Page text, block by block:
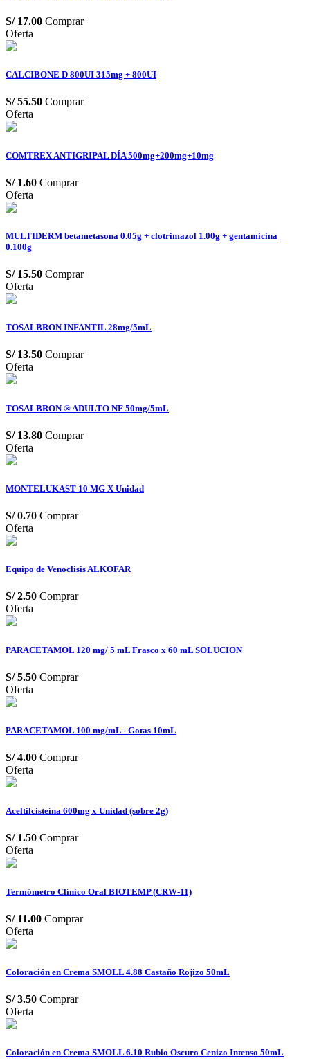
S/ 17.00 Comprar
Oferta
CALCIBONE D 800UI 315mg + 800UI
S/55.50 Comprar
Oferta
COMTREX ANTIGRIPAL DÍA 500mg+200mg+10mg
S/ 1.60 Comprar
Oferta
MULTIDERM betametasona 0.05g + clotrimazol 1.00g + gentamicina
0.100g
S/ 15.50 Comprar
Oferta
TOSALBRON INFANTIL 28mg/5mL
S/ 13.50 Comprar
Oferta
TOSALBRON ® ADULTO NF 50mg/5mL
S/ 13.80 Comprar
Oferta
MONTELUKAST 10 MG X Unidad
S/0.70 Comprar
Oferta
Equipo de Venoclisis ALKOFAR
S/2.50 Comprar
Oferta
PARACETAMOL 120 mg/ 5 mL Frasco x 60 mL SOLUCION
S/5.50 Comprar
Oferta
PARACETAMOL 100 mg/mL - Gotas 10mL
S/4.00 Comprar
Oferta
Aceltilcisteína 600mg x Unidad (sobre 2g)
S/ 1.50 Comprar
Oferta
Termómetro Clínico Oral BIOTEMP (CRW-11)
S/ 11.00 Comprar
Oferta
Coloración en Crema SMOLL 4.88 Castaño Rojizo 50mL
S/3.50 Comprar
Oferta
Coloración en Crema SMOLL 6.10 Rubio Oscuro Cenizo Intenso 50mL